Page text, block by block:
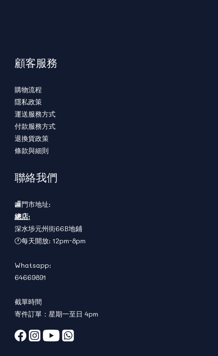
顧客服務
購物流程
隱私政策
運送服務方式
付款服務方式
退換貨政策
條款與細則
聯絡我們
🏬門市地址:
總店:
深水埗元州街66B地鋪
🕐每天開放: 12pm-8pm
Whatsapp:
64669891
截單時間
寄件訂單：星期一至日 4pm